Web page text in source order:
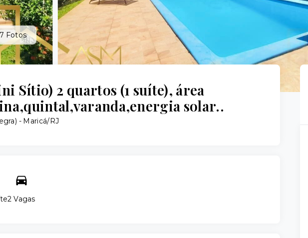
Fotos
Sítio) 2 quartos (1 suíte), área
solar..
- Maricá/RJ
2 Vagas